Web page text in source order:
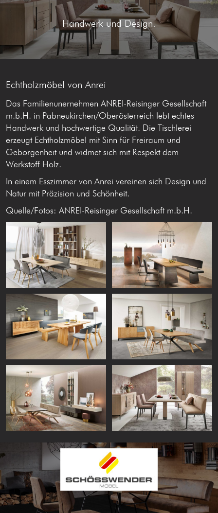
Handwerk und Design.
Echtholzmöbel von Anrei
Das Familienunernehmen ANREI-Reisinger Gesellschaft
m.b.H. in Pabneukirchen/Oberösterreich lebt echtes
Handwerk und hochwertige Qualität. Die Tischlerei
erzeugt Echtholzmöbel mit Sinn für Freiraum und
Geborgenheit und widmet sich mit Respekt dem
Werkstoff Holz.
In einem Esszimmer von Anrei vereinen sich Design und
Natur mit Präzision und Schönheit.
Quelle/Fotos: ANREI-Reisinger Gesellschaft m.b.H.